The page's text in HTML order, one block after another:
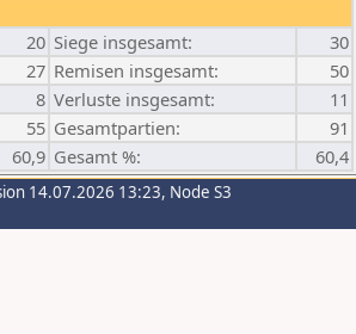
20 Siege insgesamt:
30
27 Remisen insgesamt:
50
8 Verluste insgesamt:
11
55 Gesamtpartien:
91
60,9 Gesamt %: 60,4
14.07.2026 13:23, Node S3